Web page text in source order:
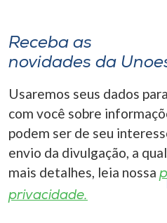
Selecione
o idioma
Receba as
novidades da
Usaremos seus dados
com você sobre
podem ser de seu
envio da divulgação, a
mais detalhes, leia nossa
privacidade.